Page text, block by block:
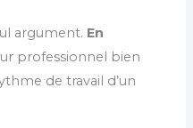
argument. En
professionnel bien
de travail d’un